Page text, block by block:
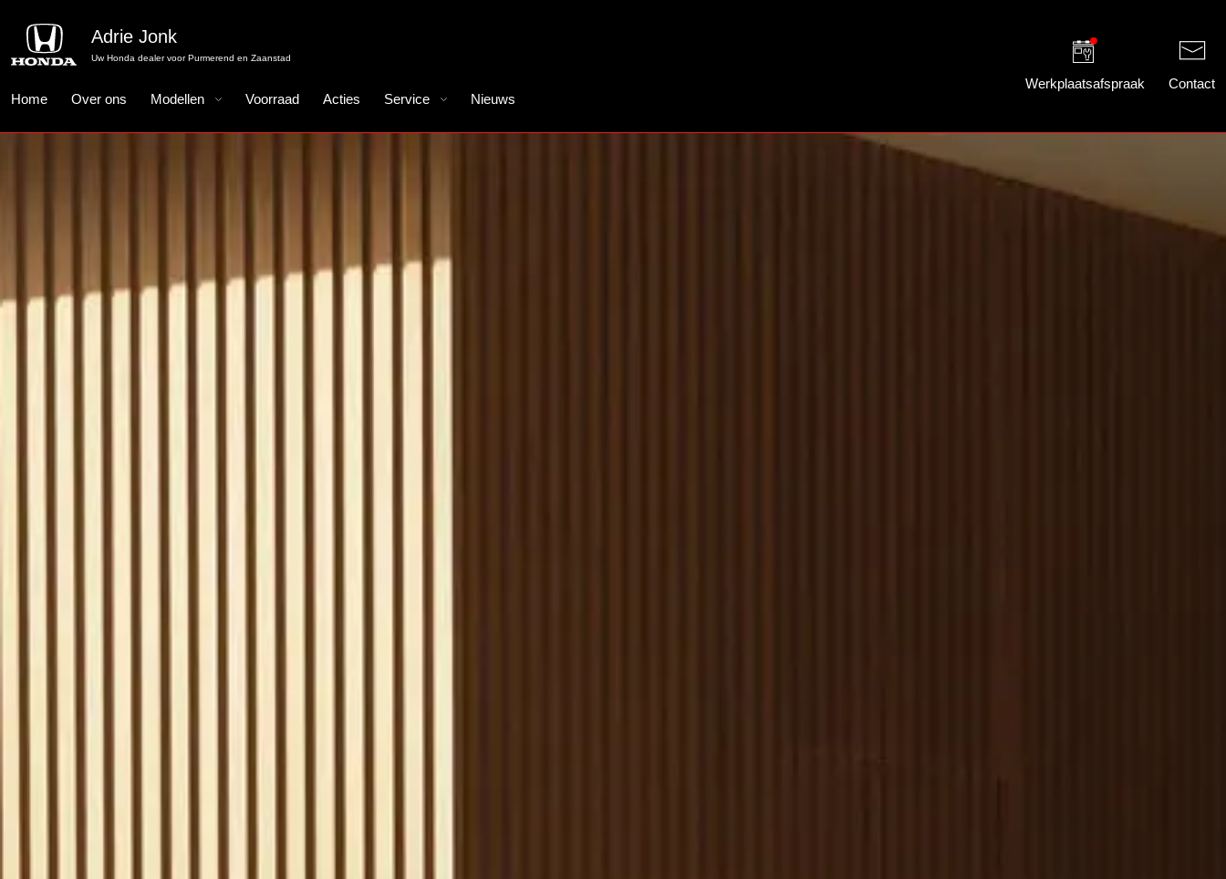
Adrie Jonk
Uw Honda dealer voor Purmerend en Zaanstad
Home Over ons Modellen Voorraad Acties Service Nieuws
Werkplaatsafspraak Contact